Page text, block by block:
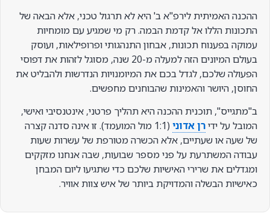
ההכנה האמיתית לירפ"א ב' היא לא תרגול טכני, אלא הבאה של
התכונות הללו אל קדמת הבמה. רק מי שמגיע עם מומחיות
עמוקה בפענוח תכונות, אבחון התנהגותי ופרופילאות, ועוסק
בעולם המיונים הזה למעלה מ-20 שנה, מסוגל לזהות את דפוסי
הפעולה שלכם, לגדל בכם את המיומנויות הנדרשות ולהבליט את
החוסן, היושר והאמינות שהבוחנים מחפשים.
ב"מתגייס", תוכנית ההכנה היא תהליך פרטני, אינטנסיבי ואישי,
המובל על ידירן אדוני
(1:1 מול המועמד). זו אינה סדנה קצרה
של שעה או שעתיים, אלא הכשרה מטורפת של עשרות שעות
עבודה המשתרעת על פני מספר שבועות, שבה אנחנו מזקקים
ומגדלים את שרירי האישיות שלכם כדי שתגיעו ליום המבחן
כאישיות הבשלה והמדויקת ביותר של איש צוות אוויר.